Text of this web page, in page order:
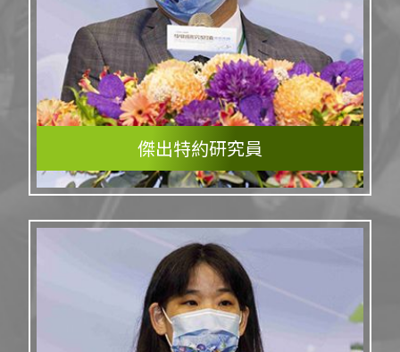
傑出特約研究員